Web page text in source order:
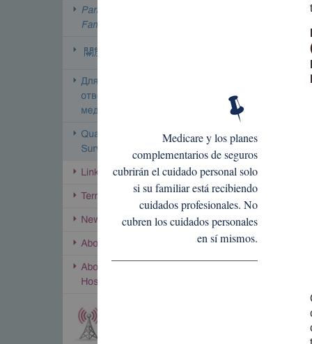
Medicare y los planes
complementarios de seguros
cubrirán el cuidado personal solo
si su familiar está recibiendo
cuidados profesionales. No
cubren los cuidados personales
en sí mismos.